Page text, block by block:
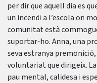
per dir que aquell dia es
un incendi a l’escola on
comunitat està
suportar-ho. Anna, una
seva estranya
voluntariat que dirigeix.
pau mental, calidesa i